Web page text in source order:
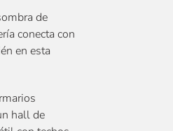
de
conecta con
en esta
hall de